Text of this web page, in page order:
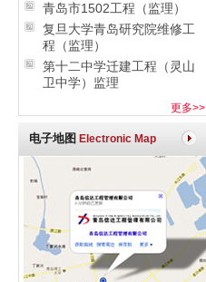
青岛市1502工程（监理）
复旦大学青岛研究院维修工
程（监理）
第十二中学迁建工程（灵山
卫中学）监理
更多>>
电子地图 Electronic Map